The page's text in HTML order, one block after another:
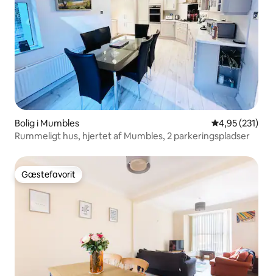
Bolig i Mumbles 4,95 ud af 5 i
4,95 (231)
Rummeligt hus, hjertet af Mumbles, 2 parkeringspladser
Gæstefavorit
Gæstefavorit